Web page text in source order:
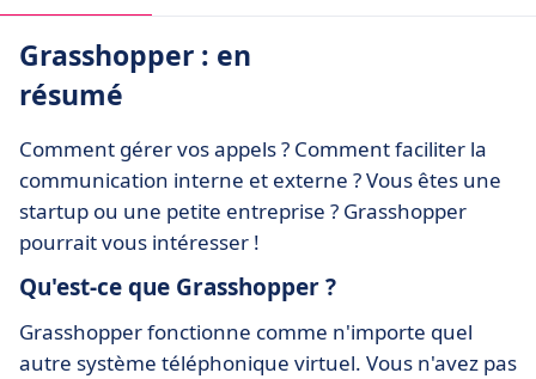
Grasshopper : en
résumé
Comment gérer vos appels ? Comment faciliter la
communication interne et externe ? Vous êtes une
startup ou une petite entreprise ? Grasshopper
pourrait vous intéresser !
Qu'est-ce que Grasshopper ?
Grasshopper fonctionne comme n'importe quel
autre système téléphonique virtuel. Vous n'avez pas